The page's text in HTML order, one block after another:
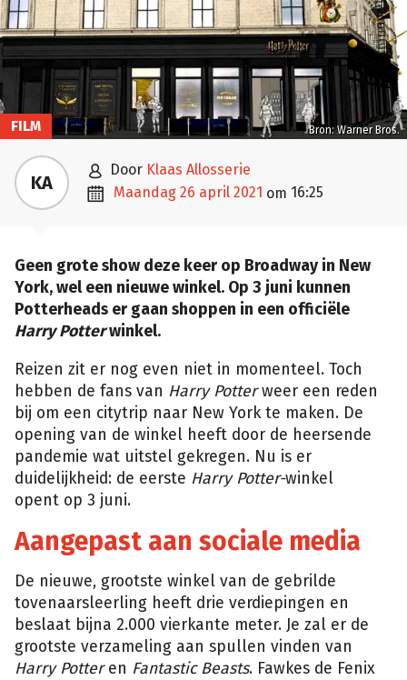
Bron: Warner Bros.
FILM
KA  door Klaas Allosserie
 maandag 26 april 2021 om 16:25
Geen grote show deze keer op Broadway in New
York, wel een nieuwe winkel. Op 3 juni kunnen
Potterheads er gaan shoppen in een officiële
Harry Potterwinkel.
Reizen zit er nog even niet in momenteel. Toch
hebben de fans van Harry Potterweer een reden
bij om een citytrip naar New York te maken. De
opening van de winkel heeft door de heersende
pandemie wat uitstel gekregen. Nu is er
duidelijkheid: de eerste Harry Potter-winkel
opent op 3 juni.
Aangepast aan sociale media
De nieuwe, grootste winkel van de gebrilde
tovenaarsleerling heeft drie verdiepingen en
beslaat bijna 2.000 vierkante meter. Je zal er de
grootste verzameling aan spullen vinden van
Harry Potteren Fantastic Beasts. Fawkes de Fenix